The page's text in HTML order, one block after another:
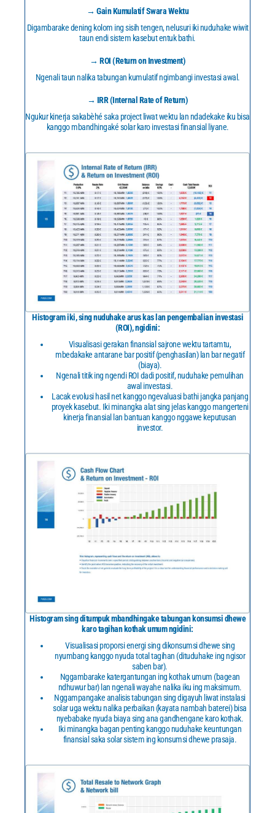
→ Gain Kumulatif Swara Wektu
Digambarake dening kolom ing sisih tengen, nelusuri iki nuduhake wiwit
taun endi sistem kasebut entuk bathi.
→ ROI (Return on Investment)
Ngenali taun nalika tabungan kumulatif ngimbangi investasi awal.
→ IRR (Internal Rate of Return)
Ngukur kinerja sakabèhé saka project liwat wektu lan ndadekake iku bisa
kanggo mbandhingaké solar karo investasi finansial liyane.
Histogram iki, sing nuduhake arus kas lan pengembalian investasi
(ROI), ngidini:
Visualisasi gerakan finansial sajrone wektu tartamtu,
mbedakake antarane bar positif (penghasilan) lan bar negatif
(biaya).
Ngenali titik ing ngendi ROI dadi positif, nuduhake pemulihan
awal investasi.
Lacak evolusi hasil net kanggo ngevaluasi bathi jangka panjang
proyek kasebut. Iki minangka alat sing jelas kanggo mangerteni
kinerja finansial lan bantuan kanggo nggawe keputusan
investor.
Histogram sing ditumpuk mbandhingake tabungan konsumsi dhewe
karo tagihan kothak umum ngidini:
Visualisasi proporsi energi sing dikonsumsi dhewe sing
nyumbang kanggo nyuda total tagihan (dituduhake ing ngisor
saben bar).
Nggambarake katergantungan ing kothak umum (bagean
ndhuwur bar) lan ngenali wayahe nalika iku ing maksimum.
Nggampangake analisis tabungan sing digayuh liwat instalasi
solar uga wektu nalika perbaikan (kayata nambah baterei) bisa
nyebabake nyuda biaya sing ana gandhengane karo kothak.
Iki minangka bagan penting kanggo nuduhake keuntungan
finansial saka solar sistem ing konsumsi dhewe prasaja.